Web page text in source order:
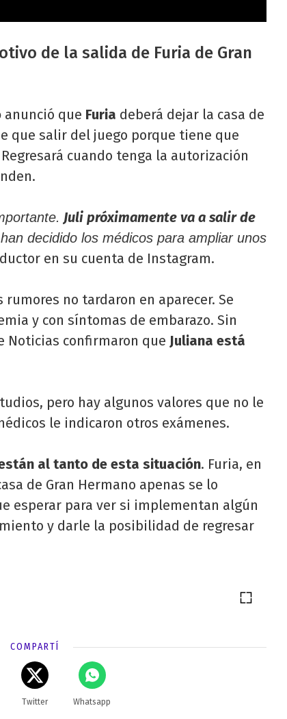
de la salida de Furia de Gran
anunció que Furia deberá dejar la casa de
que salir del juego porque tiene que
Regresará cuando tenga la autorización
Juli próximamente va a salir de
decidido los médicos para ampliar unos
en su cuenta de Instagram.
no tardaron en aparecer. Se
y con síntomas de embarazo. Sin
Noticias confirmaron que Juliana está
pero hay algunos valores que no le
le indicaron otros exámenes.
al tanto de esta situación. Furia, en
de Gran Hermano apenas se lo
esperar para ver si implementan algún
y darle la posibilidad de regresar
COMPARTÍ
Twitter Whatsapp